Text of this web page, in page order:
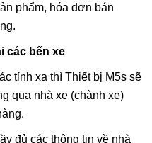
phẩm, hóa đơn bán
các bến xe
tỉnh xa thì Thiết bị M5s sẽ
qua nhà xe (chành xe)
đủ các thông tin về nhà